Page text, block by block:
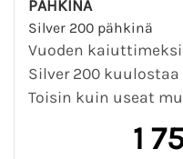
PÄHKINÄ
Silver 200 pähkinä
Vuoden
Silver 200
Toisin kuin useat
1